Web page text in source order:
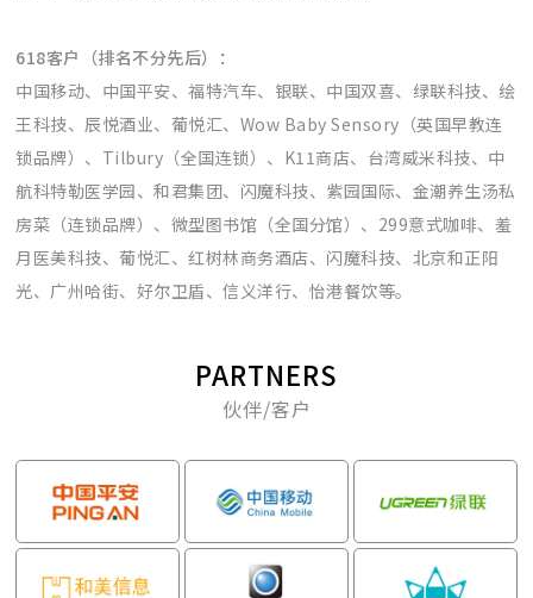
618客户（排名不分先后）：
中国移动、中国平安、福特汽车、银联、中国双喜、绿联科技、绘
王科技、辰悦酒业、葡悦汇、Wow Baby Sensory（英国早教连
锁品牌）、Tilbury（全国连锁）、K11商店、台湾威米科技、中
航科特勒医学园、和君集团、闪魔科技、紫园国际、金潮养生汤私
房菜（连锁品牌）、微型图书馆（全国分馆）、299意式咖啡、羞
月医美科技、葡悦汇、红树林商务酒店、闪魔科技、北京和正阳
光、广州哈街、好尔卫盾、信义洋行、怡港餐饮等。
PARTNERS
伙伴/客户